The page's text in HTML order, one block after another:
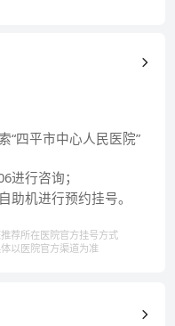
“四平市中心人民医院”
进行咨询；
助机进行预约挂号。
荐所在医院官方挂号方式
以医院官方渠道为准